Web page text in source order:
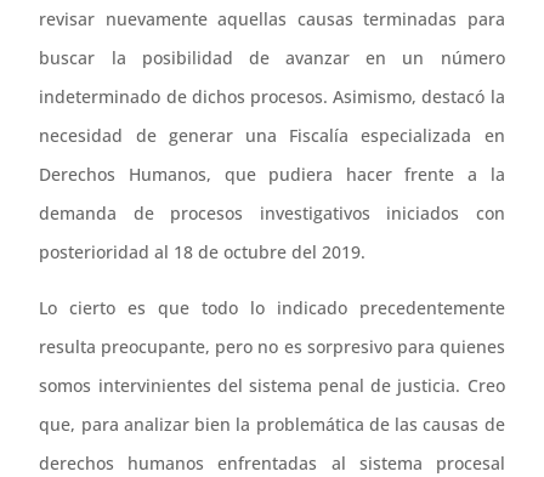
revisar nuevamente aquellas causas terminadas para
buscar la posibilidad de avanzar en un número
indeterminado de dichos procesos. Asimismo, destacó la
necesidad de generar una Fiscalía especializada en
Derechos Humanos, que pudiera hacer frente a la
demanda de procesos investigativos iniciados con
posterioridad al 18 de octubre del 2019.
Lo cierto es que todo lo indicado precedentemente
resulta preocupante, pero no es sorpresivo para quienes
somos intervinientes del sistema penal de justicia. Creo
que, para analizar bien la problemática de las causas de
derechos humanos enfrentadas al sistema procesal